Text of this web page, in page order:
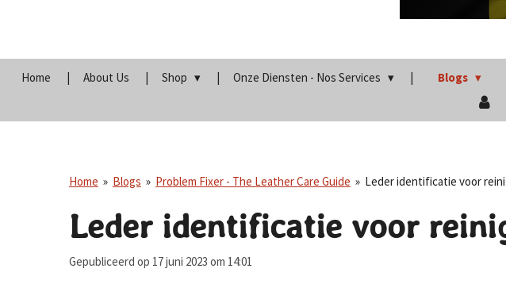
Home About Us Shop Onze Diensten - Nos Services Blogs
Home » Blogs » Problem Fixer - The Leather Care Guide » Leder identificatie voor
Leder identificatie voor
Gepubliceerd op 17 juni 2023 om 14:01